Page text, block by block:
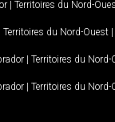
| Territoires du Nord-
Territoires du Nord-Ouest |
| Territoires du Nord-
| Territoires du Nord-